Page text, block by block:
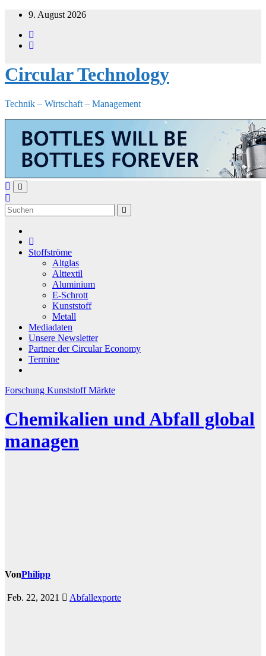
Zum
springen
9. August 2026
Circular Technology
Technik – Wirtschaft – Management
Stoffströme
Altglas
Alttextil
Aluminium
E-Schrott
Kunststoff
Metall
Mediadaten
Unsere Newsletter
Partner der Circular Economy
Termine
Forschung KunststoffMärkte
Chemikalien und Abfall global
managen
VonPhilipp
Feb. 22, 2021 Abfallexporte